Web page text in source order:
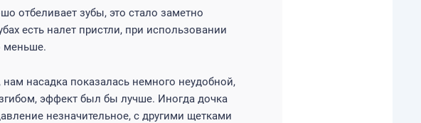
отбеливает зубы, это стало заметно
есть налет пристли, при использовании
меньше.
насадка показалась немного неудобной,
эффект был бы лучше. Иногда дочка
незначительное, с другими щетками